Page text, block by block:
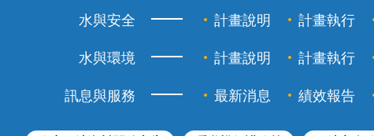
水與安全 計畫說明 計畫執行
水與環境 計畫說明 計畫執行
訊息與服務 最新消息 績效報告